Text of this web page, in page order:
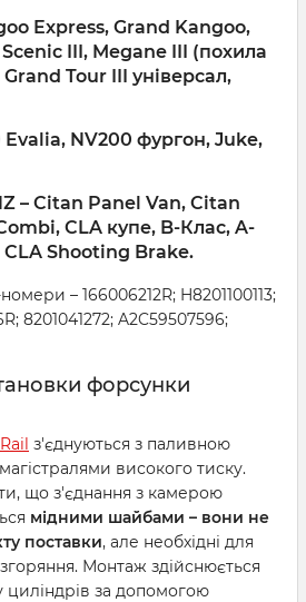
Express, Grand Kangoo,
III, Megane III (похила
Tour III універсал,
Evalia, NV200 фургон, Juke,
– Citan Panel Van, Citan
CLA купе, B-Клас, A-
CLA Shooting Brake.
– 166006212R; H8201100113;
8201041272; A2C59507596;
форсунки
з'єднуються з паливною
високого тиску.
що з'єднання з камерою
мідними шайбами – вони не
поставки, але необхідні для
Монтаж здійснюється
циліндрів за допомогою